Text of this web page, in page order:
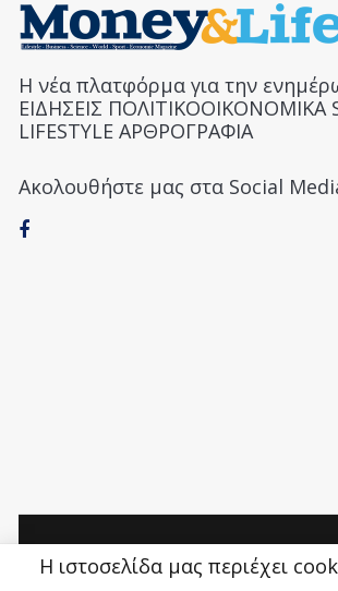
Η νέα πλατφόρμα για την
ΕΙΔΗΣΕΙΣ ΠΟΛΙΤΙΚΟΟΙΚΟΝΟΜΙΚΑ
LIFESTYLE ΑΡΘΡΟΓΡΑΦΙΑ
Ακολουθήστε μας στα Social
Η ιστοσελίδα μας περιέχει